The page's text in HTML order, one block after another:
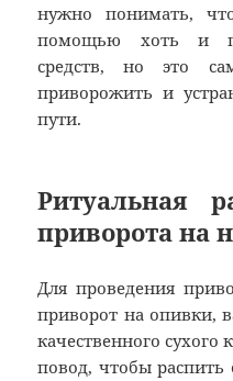
нужно понимать,
помощью хоть и
средств, но это
приворожить и
пути.
Ритуальная
приворота на
Для проведения
приворот на опивки,
качественного сухого
повод, чтобы